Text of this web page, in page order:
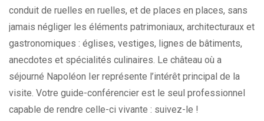
conduit de ruelles en ruelles, et de places en places, sans
jamais négliger les éléments patrimoniaux, architecturaux et
gastronomiques : églises, vestiges, lignes de bâtiments,
anecdotes et spécialités culinaires. Le château où a
séjourné Napoléon Ier représente l’intérêt principal de la
visite. Votre guide-conférencier est le seul professionnel
capable de rendre celle-ci vivante : suivez-le !